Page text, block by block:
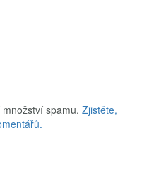
spamu. Zjistěte,